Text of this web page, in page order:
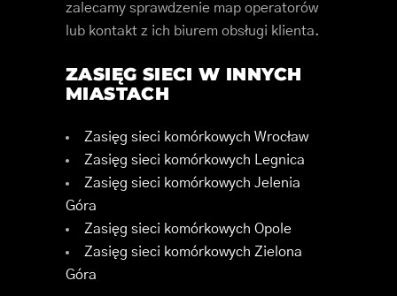
zalecamy sprawdzenie map operatorów
lub kontakt z ich biurem obsługi klienta.
ZASIĘG SIECI W INNYCH
MIASTACH
Zasięg sieci komórkowych Wrocław
Zasięg sieci komórkowych Legnica
Zasięg sieci komórkowych Jelenia
Góra
Zasięg sieci komórkowych Opole
Zasięg sieci komórkowych Zielona
Góra